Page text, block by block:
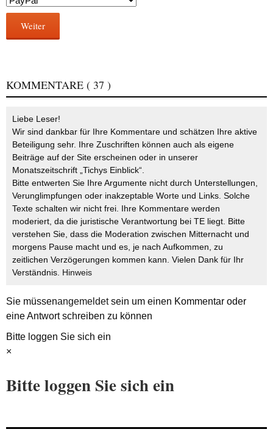
Weiter
KOMMENTARE ( 37 )
Liebe Leser!
Wir sind dankbar für Ihre Kommentare und schätzen Ihre aktive
Beteiligung sehr. Ihre Zuschriften können auch als eigene
Beiträge auf der Site erscheinen oder in unserer
Monatszeitschrift „Tichys Einblick“.
Bitte entwerten Sie Ihre Argumente nicht durch Unterstellungen,
Verunglimpfungen oder inakzeptable Worte und Links. Solche
Texte schalten wir nicht frei. Ihre Kommentare werden
moderiert, da die juristische Verantwortung bei TE liegt. Bitte
verstehen Sie, dass die Moderation zwischen Mitternacht und
morgens Pause macht und es, je nach Aufkommen, zu
zeitlichen Verzögerungen kommen kann. Vielen Dank für Ihr
Verständnis. Hinweis
Sie müssenangemeldetsein um einen Kommentar oder
eine Antwort schreiben zu können
Bitte loggen Sie sich ein
×
Bitte loggen Sie sich ein